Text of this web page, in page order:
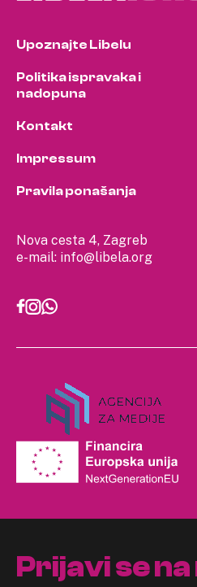
Nova cesta 4, Zagreb
e-mail: info@libela.org
Upoznajte Libelu
Politika ispravaka i
nadopuna
Kontakt
Impressum
Pravila ponašanja
Prijavi se